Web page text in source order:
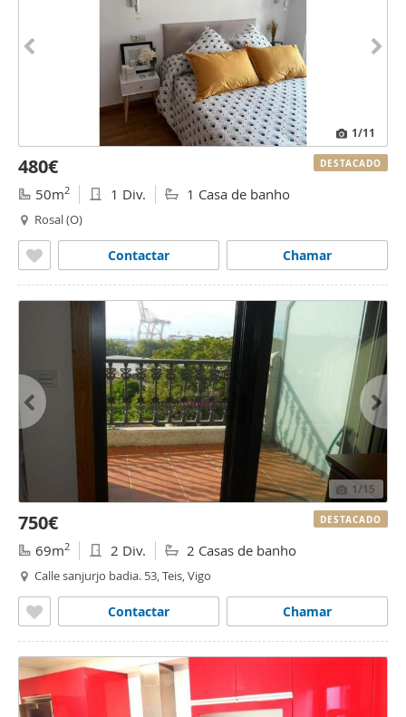
1/11
480€
50m2 1 Div. 1 Casa de banho
Rosal (O)
Chamar
Contactar
DESTACADO
1/15
750€
69m2 2 Div. 2 Casas de banho
Calle sanjurjo badia. 53, Teis, Vigo
Chamar
Contactar
DESTACADO